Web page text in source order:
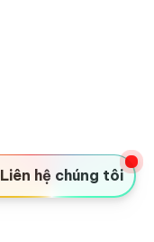
Liên hệ chúng tôi